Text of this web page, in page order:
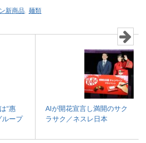
新商品, 麺類
“惠
ループ
AIが開花宣言し満開のサク
ラサク／ネスレ日本